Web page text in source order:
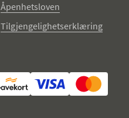
Åpenhetsloven
Tilgjengelighetserklæring